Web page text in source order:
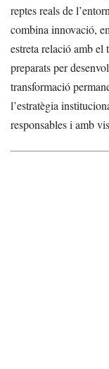
reptes reals de
combina innovació,
estreta relació amb el
preparats per
transformació
l’estratègia
responsables i amb